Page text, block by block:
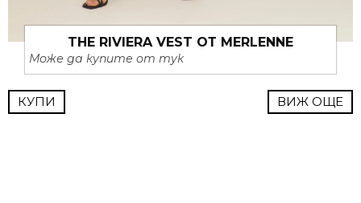
THE RIVIERA VEST ОТ MERLENNE
Може да купите от тук
КУПИ ВИЖ ОЩЕ